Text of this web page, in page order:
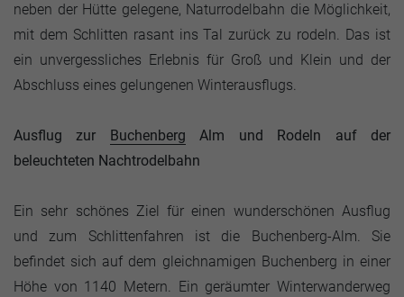
neben der Hütte gelegene, Naturrodelbahn die Möglichkeit,
mit dem Schlitten rasant ins Tal zurück zu rodeln. Das ist
ein unvergessliches Erlebnis für Groß und Klein und der
Abschluss eines gelungenen Winterausflugs.
Ausflug zur Buchenberg Alm und Rodeln auf der
beleuchteten Nachtrodelbahn
Ein sehr schönes Ziel für einen wunderschönen Ausflug
und zum Schlittenfahren ist die Buchenberg-Alm. Sie
befindet sich auf dem gleichnamigen Buchenberg in einer
Höhe von 1140 Metern. Ein geräumter Winterwanderweg